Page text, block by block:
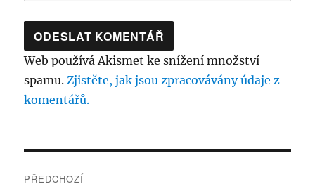
Web používá Akismet ke snížení množství
spamu.Zjistěte, jak jsou zpracovávány údaje z
komentářů.
PŘEDCHOZÍ